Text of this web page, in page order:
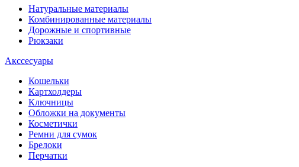
Натуральные материалы
Комбинированные материалы
Дорожные и спортивные
Рюкзаки
Акссесуары
Кошельки
Картхолдеры
Ключницы
Обложки на документы
Косметички
Ремни для сумок
Брелоки
Перчатки